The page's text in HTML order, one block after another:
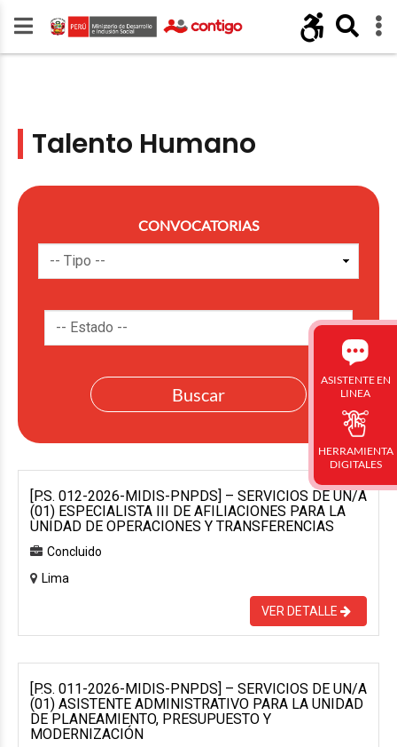
Talento Humano
CONVOCATORIAS
[P.S. 012-2026-MIDIS-PNPDS] – SERVICIOS DE UN/A
(01) ESPECIALISTA III DE AFILIACIONES PARA LA
UNIDAD DE OPERACIONES Y TRANSFERENCIAS
Concluido
Lima
VER DETALLE
[P.S. 011-2026-MIDIS-PNPDS] – SERVICIOS DE UN/A
(01) ASISTENTE ADMINISTRATIVO PARA LA UNIDAD
DE PLANEAMIENTO, PRESUPUESTO Y
MODERNIZACIÓN
ASISTENTE EN
LINEA
HERRAMIENTA
DIGITALES